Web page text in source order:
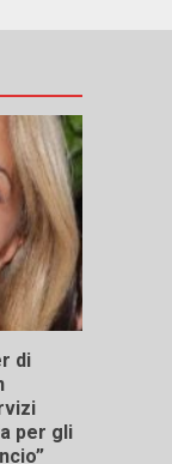
di
per gli